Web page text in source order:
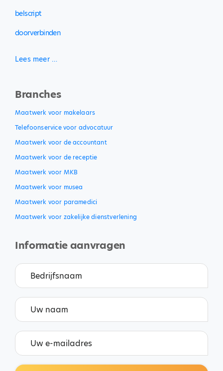
belscript
doorverbinden
Lees meer …
Branches
Maatwerk voor makelaars
Telefoonservice voor advocatuur
Maatwerk voor de accountant
Maatwerk voor de receptie
Maatwerk voor MKB
Maatwerk voor musea
Maatwerk voor paramedici
Maatwerk voor zakelijke dienstverlening
Informatie aanvragen